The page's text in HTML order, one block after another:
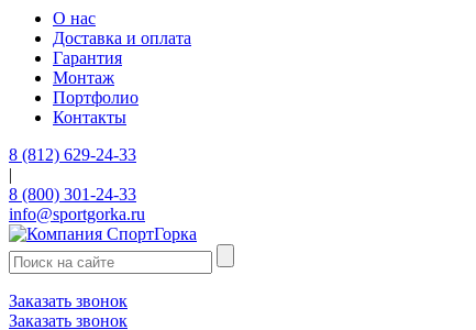
О нас
Доставка и оплата
Гарантия
Монтаж
Портфолио
Контакты
8 (812) 629-24-33
|
8 (800) 301-24-33
info@sportgorka.ru
Заказать звонок
Заказать звонок